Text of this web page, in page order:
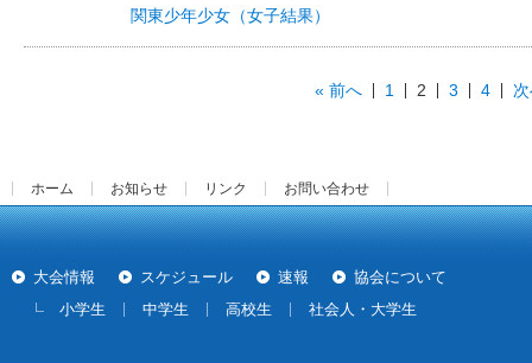
関東少年少女（女子結果）
« 前へ 1 2 3 4
ホーム お知らせ リンク お問い合わせ
大会情報 スケジュール 速報
協会について
小学生
中学生 高校生 社会人・大学生